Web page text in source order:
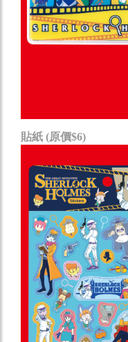
貼紙 (原價$6)